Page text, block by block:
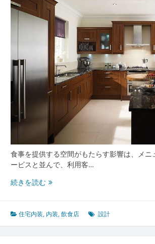
食事を提供する空間がもたらす影響は、メニ
ービスと並んで、利用客…
続きを読む飲
を
成
住宅内装, 内装,飲食店 設計